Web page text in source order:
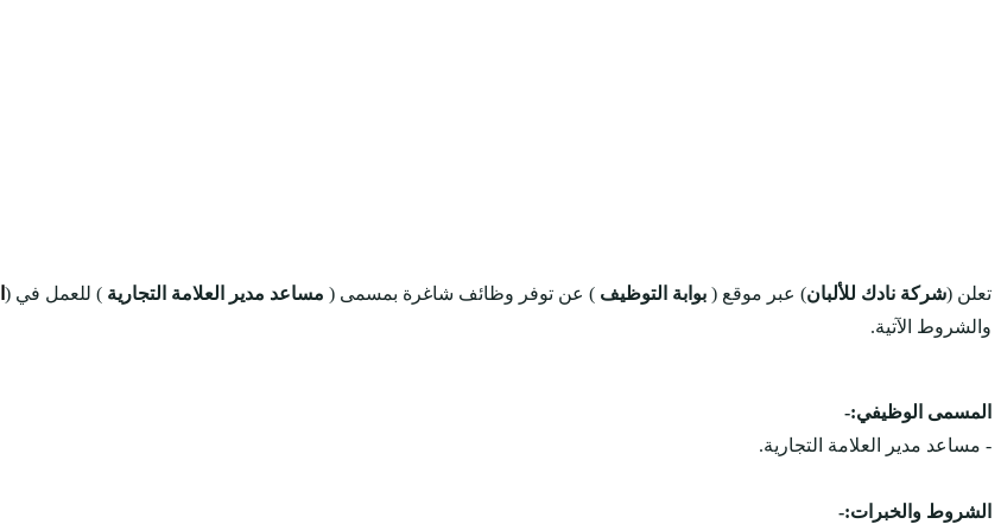
تعلن (شركة نادك للألبان) عبر موقع ( بوابة التوظيف ) عن توفر وظائف شاغرة بمسمى ( مساعد مدير العلامة التجارية ) للعمل في (
والشروط الآتية.
المسمى الوظيفي:-
- مساعد مدير العلامة التجارية.
الشروط والخبرات:-